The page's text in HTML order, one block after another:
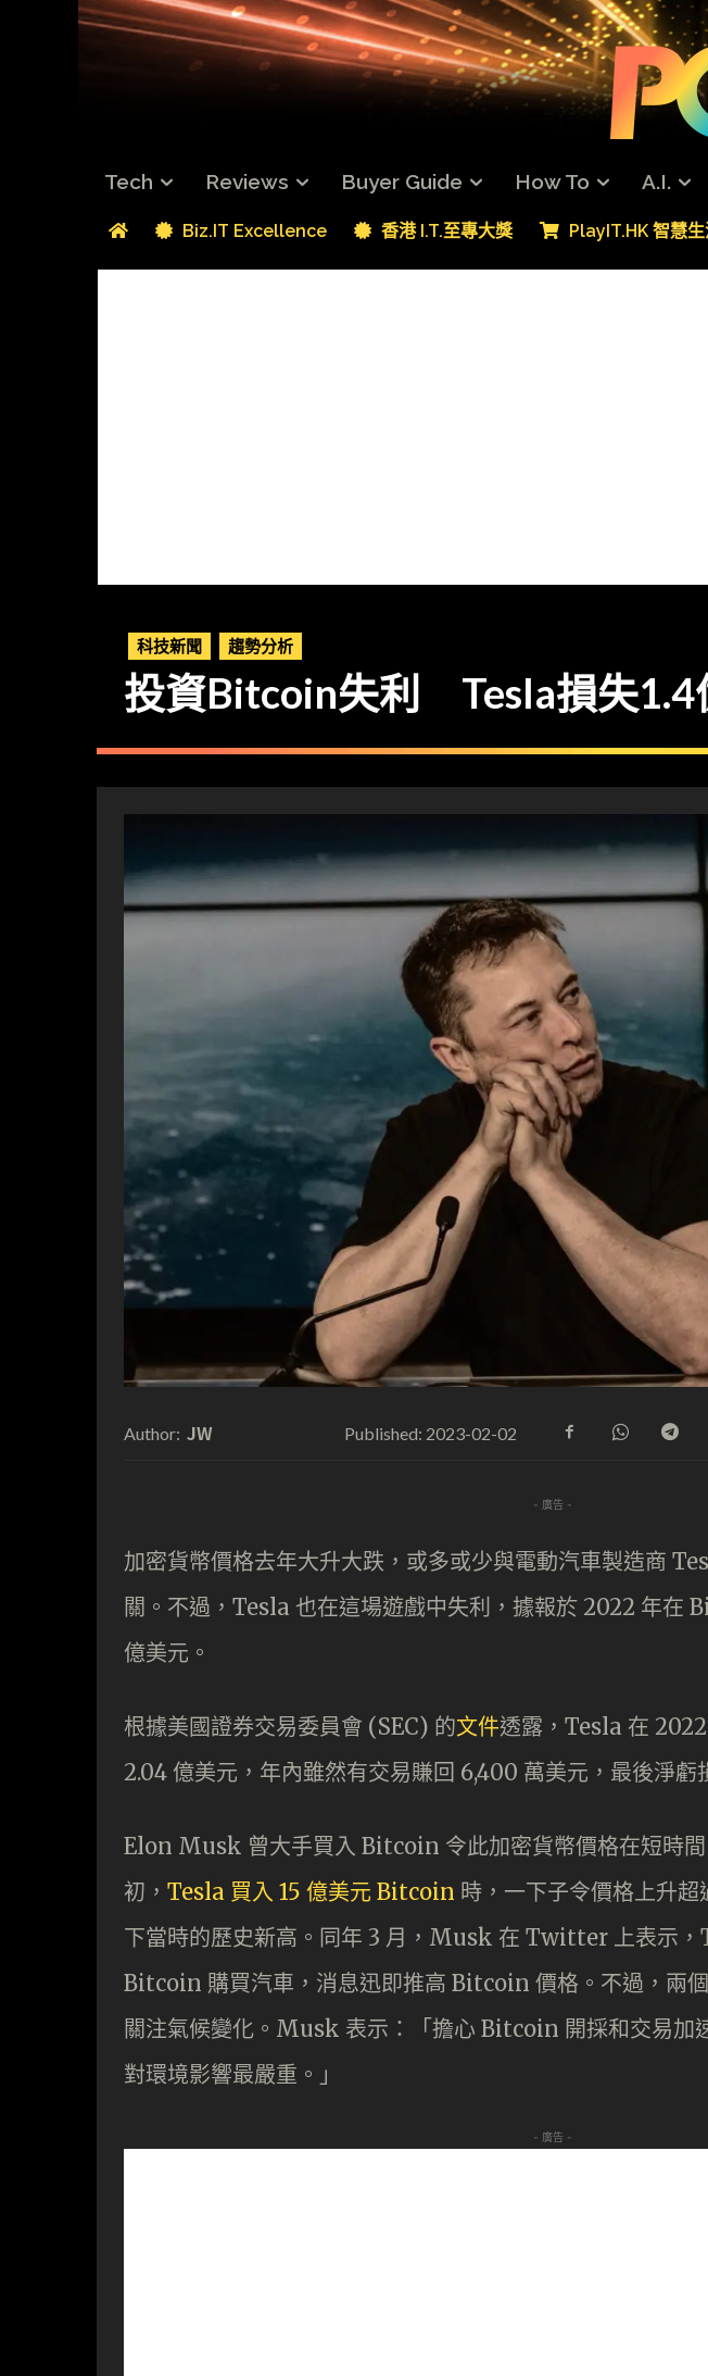
Tech Reviews Buyer Guide How To A.I.
Biz.IT Excellence 香港 I.T.至專大獎 PlayIT.HK 智慧
科技新聞 趨勢分析
投資Bitcoin失利 Tesla損失1.4
Author: JW Published: 2023-02-02
- 廣告 -
加密貨幣價格去年大升大跌，或多或少與電動汽車製造商
關。不過，Tesla 也在這場遊戲中失利，據報於 2022 年在
億美元。
根據美國證券交易委員會 (SEC) 的文件透露，Tesla 在
2.04 億美元，年內雖然有交易賺回 6,400 萬美元，最後淨虧
Elon Musk 曾大手買入 Bitcoin 令此加密貨幣價格在短時間
初， Tesla 買入 15 億美元 Bitcoin 時，一下子令價格上升
下當時的歷史新高。同年 3 月，Musk 在 Twitter 上表示，
Bitcoin 購買汽車，消息迅即推高 Bitcoin 價格。不過，兩
關注氣候變化。Musk 表示：「擔心 Bitcoin 開採和交易加
對環境影響最嚴重。」
- 廣告 -